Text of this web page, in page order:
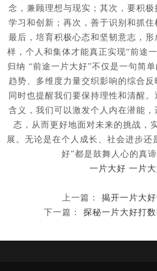
念，兼顾理想与现实；其次，要积
学习和创新；再次，善于识别和抓住
最后，培育积极心态和坚韧意志，
样，个人和集体才能真正实现“前途
归纳 “前途一片大好”不仅是一句简
趋势、多维度力量交织影响的综合反
同时也提醒我们要保持理性和清醒
含义，我们可以激发个人内在潜能
态，从而更好地面对未来的挑战，
展。无论是在个人成长、社会进步还
好”都是鼓舞人心的真谛
一片大好 一片
上一篇： 揭开一片大
下一篇： 探秘一片大好打